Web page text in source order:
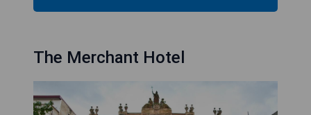
The Merchant Hotel